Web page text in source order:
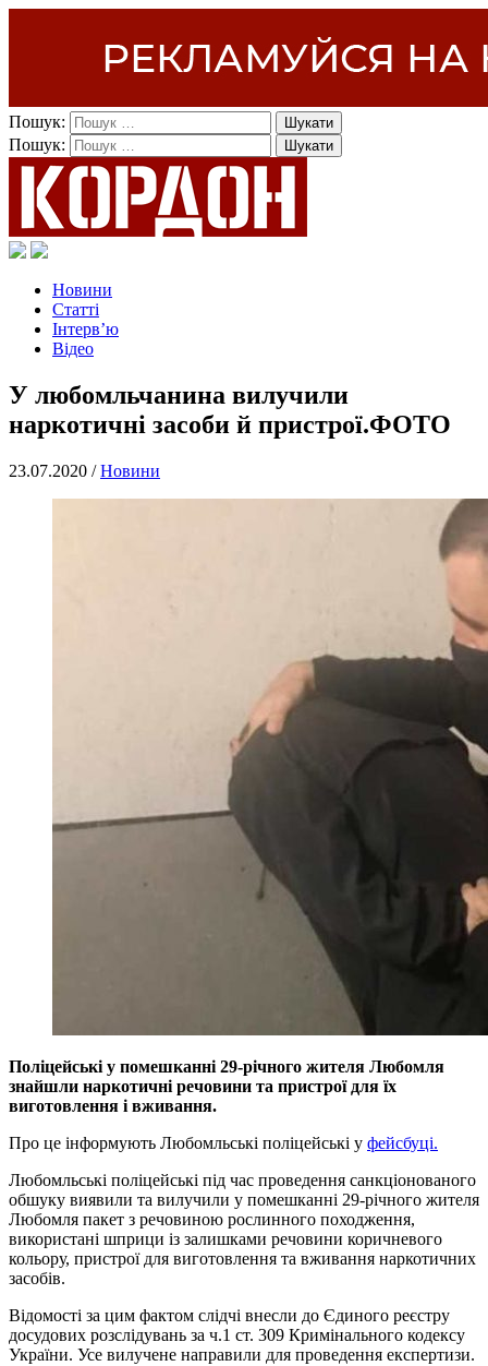
Пошук:
Пошук:
Новини
Статті
Інтерв’ю
Відео
У любомльчанина вилучили
наркотичні засоби й пристрої.ФОТО
23.07.2020 /Новини
Поліцейські у помешканні 29-річного жителя Любомля
знайшли наркотичні речовини та пристрої для їх
виготовлення і вживання.
Про це інформують Любомльські поліцейські у фейсбуці.
Любомльські поліцейські під час проведення санкціонованого
обшуку виявили та вилучили у помешканні 29-річного жителя
Любомля пакет з речовиною рослинного походження,
використані шприци із залишками речовини коричневого
кольору, пристрої для виготовлення та вживання наркотичних
засобів.
Відомості за цим фактом слідчі внесли до Єдиного реєстру
досудових розслідувань за ч.1 ст. 309 Кримінального кодексу
України. Усе вилучене направили для проведення експертизи.